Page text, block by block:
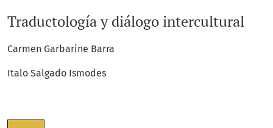
Traductología y diálogo intercultural
Carmen Garbarine Barra
Italo Salgado Ismodes